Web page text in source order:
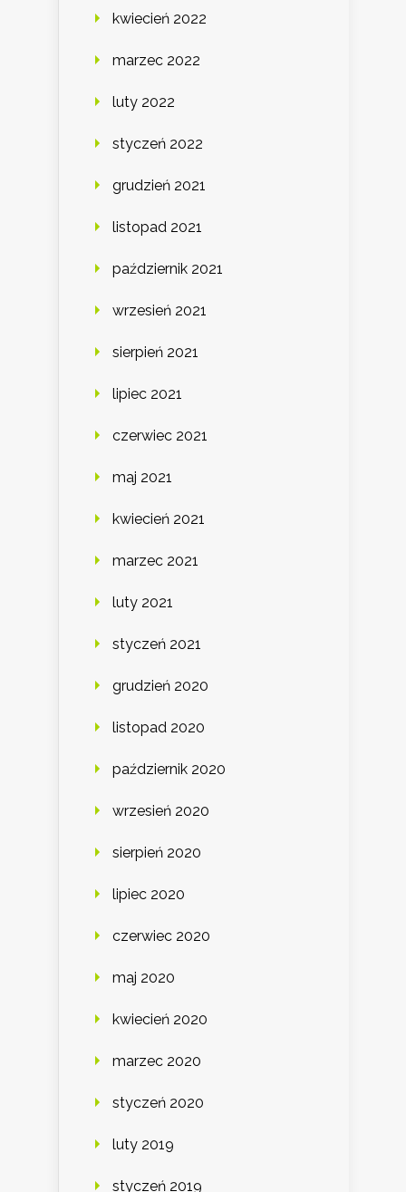
kwiecień 2022
marzec 2022
luty 2022
styczeń 2022
grudzień 2021
listopad 2021
październik 2021
wrzesień 2021
sierpień 2021
lipiec 2021
czerwiec 2021
maj 2021
kwiecień 2021
marzec 2021
luty 2021
styczeń 2021
grudzień 2020
listopad 2020
październik 2020
wrzesień 2020
sierpień 2020
lipiec 2020
czerwiec 2020
maj 2020
kwiecień 2020
marzec 2020
styczeń 2020
luty 2019
styczeń 2019